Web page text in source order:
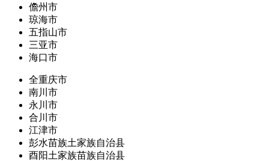
儋州市
琼海市
五指山市
三亚市
海口市
全重庆市
南川市
永川市
合川市
江津市
彭水苗族土家族自治县
酉阳土家族苗族自治县